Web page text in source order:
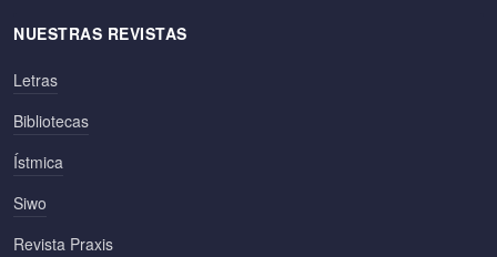
NUESTRAS REVISTAS
Letras
Bibliotecas
Ístmica
Siwo
Revista Praxis